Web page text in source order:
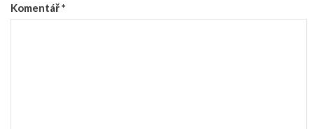
Komentář*